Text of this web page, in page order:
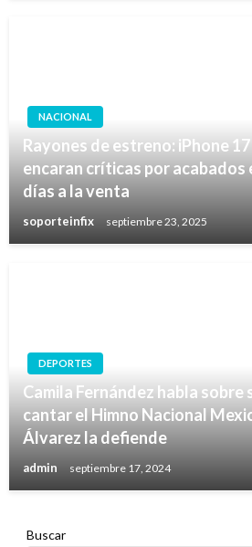
NACIONAL
Rayones de estreno: iPhone
encaran críticas por acabados
días a la venta
soporteinfix septiembre 23, 2025
DEPORTES
Camila Fernández habla sobre
cantar el Himno Nacional
Álvarez la defiende
admin septiembre 17, 2024
Buscar